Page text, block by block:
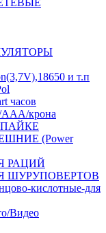
и т.п
часов
крона
(Power
РАЦИЙ
ШУРУПОВЕРТОВ
кислотные-для
Видео